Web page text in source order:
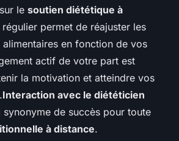
le soutien diététique à
permet de réajuster les
en fonction de vos
actif de votre part est
la motivation et atteindre vos
Interaction avec le diététicien
synonyme de succès pour toute
à distance.